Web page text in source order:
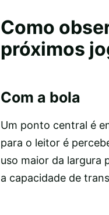
Como
próximos
Com a bola
Um ponto central é
para o leitor é
uso maior da largura
a capacidade de